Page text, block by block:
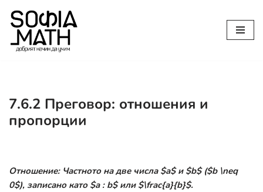
Продължете
към
7.6.2 Преговор: отношения и
пропорции
Отношение: Частното на две числа $a$и $b$($b \neq
0$), записано като $a : b$или $\frac{a}{b}$.